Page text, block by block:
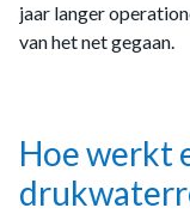
jaar langer
van het net gegaan.
Hoe werkt